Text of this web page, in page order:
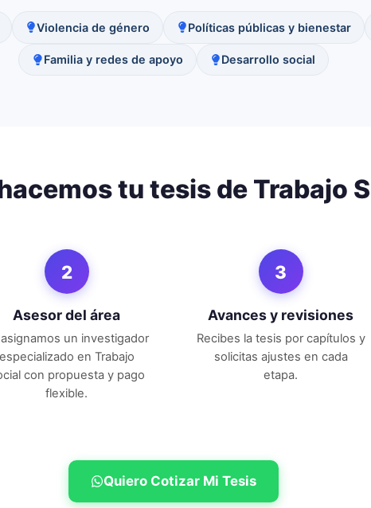
Violencia de género Políticas públicas y bienestar
Familia y redes de apoyo Desarrollo social
tu tesis de Trabajo
2
Asesor del área
un investigador
especializado en Trabajo
con propuesta y pago
flexible.
3
Avances y revisiones
Recibes la tesis por capítulos y
solicitas ajustes en cada
etapa.
Quiero Cotizar Mi Tesis